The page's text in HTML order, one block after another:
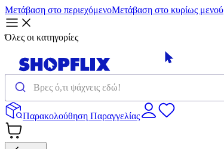
Μετάβαση στο περιεχόμενοΜετάβαση στο κυρίως μενού
Όλες οι κατηγορίες
Παρακολούθηση Παραγγελίας